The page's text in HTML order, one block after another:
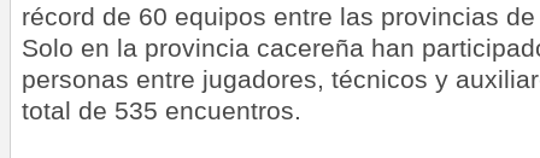
récord de 60 equipos entre las provincias
Solo en la provincia cacereña han
personas entre jugadores, técnicos y
total de 535 encuentros.